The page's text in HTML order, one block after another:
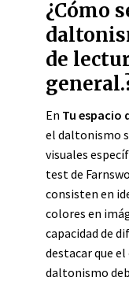
¿Cómo
de
En Tu espacio
el daltonismo
visuales
test de
consisten en
colores en
capacidad de
destacar que
daltonismo